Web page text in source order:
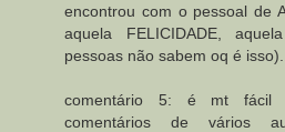
encontrou com o pessoal de
aquela FELICIDADE,
pessoas não sabem oq é isso)..
comentário 5: é mt fácil
comentários de vários